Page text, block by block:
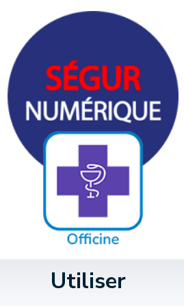
Utiliser